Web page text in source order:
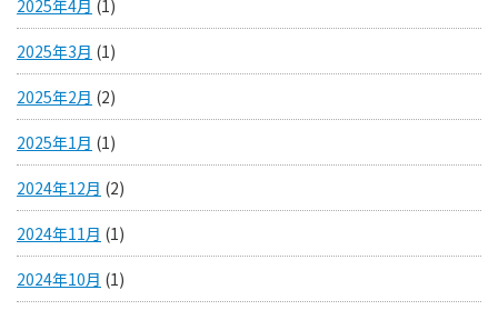
2025年4月 (1)
2025年3月 (1)
2025年2月 (2)
2025年1月 (1)
2024年12月 (2)
2024年11月 (1)
2024年10月 (1)